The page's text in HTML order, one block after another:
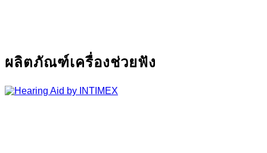
ผลิตภัณฑ์เครื่องช่วยฟัง